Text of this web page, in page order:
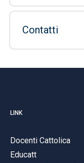
Contatti
LINK
Docenti Cattolica
Educatt